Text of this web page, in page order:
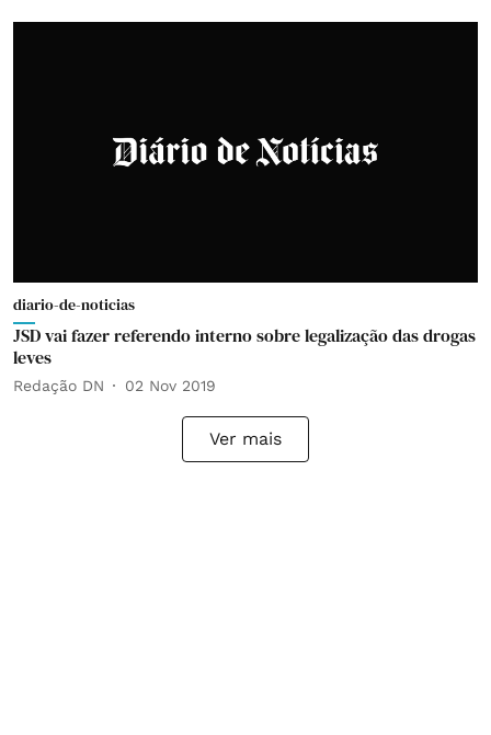
diario-de-noticias
JSD vai fazer referendo interno sobre legalização das drogas
leves
Redação DN 02 Nov 2019
Ver mais